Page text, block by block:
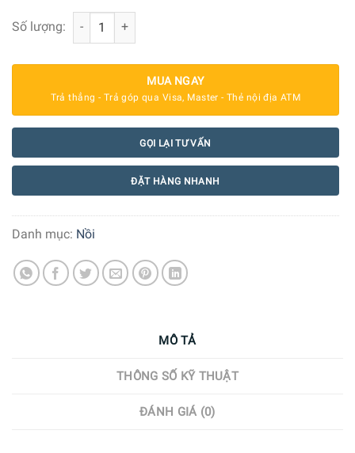
Số lượng: Nồi Gang LeCreuset Màu Xanh Caribbean 24cm số lượng
MUA NGAY
Trả thẳng - Trả góp qua Visa, Master - Thẻ nội địa ATM
GỌI LẠI TƯ VẤN
ĐẶT HÀNG NHANH
Danh mục: Nồi
MÔ TẢ
THÔNG SỐ KỸ THUẬT
ĐÁNH GIÁ (0)